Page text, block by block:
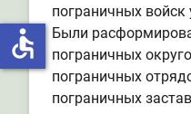
пограничных
Были
пограничных
пограничных
пограничных
accessible